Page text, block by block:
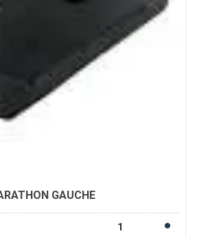
GAUCHE